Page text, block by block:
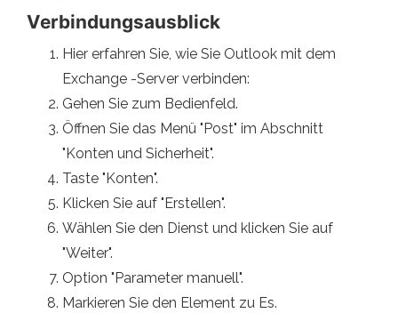
Verbindungsausblick
Hier erfahren Sie, wie Sie Outlook mit dem
Exchange -Server verbinden:
Gehen Sie zum Bedienfeld.
Öffnen Sie das Menü "Post" im Abschnitt
"Konten und Sicherheit".
Taste "Konten".
Klicken Sie auf "Erstellen".
Wählen Sie den Dienst und klicken Sie auf
"Weiter".
Option "Parameter manuell".
Markieren Sie den Element zu Es.